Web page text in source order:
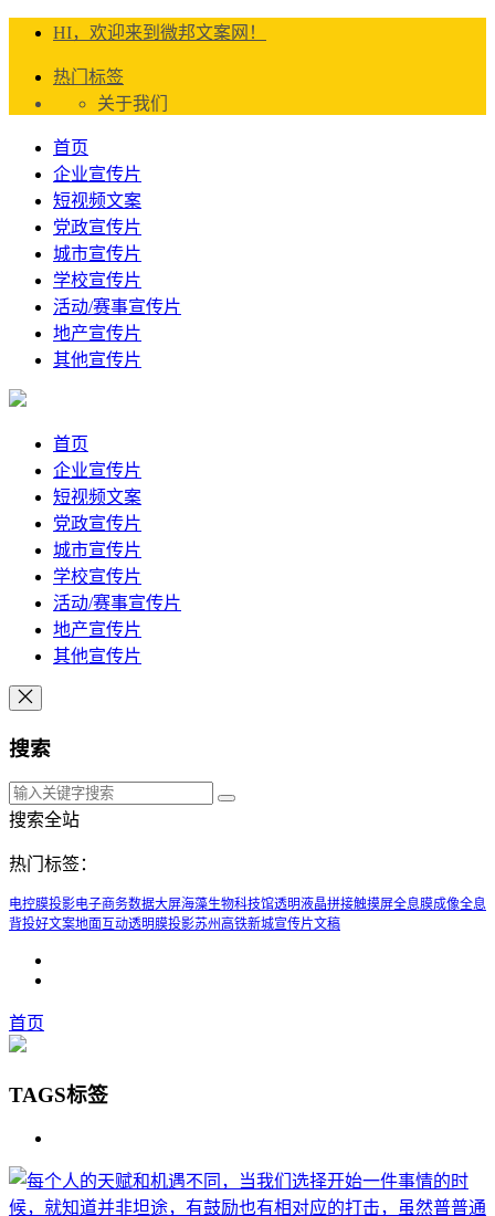
HI，欢迎来到微邦文案网！
热门标签
关于我们
首页
企业宣传片
短视频文案
党政宣传片
城市宣传片
学校宣传片
活动/赛事宣传片
地产宣传片
其他宣传片
首页
企业宣传片
短视频文案
党政宣传片
城市宣传片
学校宣传片
活动/赛事宣传片
地产宣传片
其他宣传片
搜索
搜索全站
热门标签：
电控膜投影电子商务数据大屏海藻生物科技馆透明液晶拼接触摸屏全息膜成像全息
背投好文案地面互动透明膜投影苏州高铁新城宣传片文稿
首页
TAGS标签